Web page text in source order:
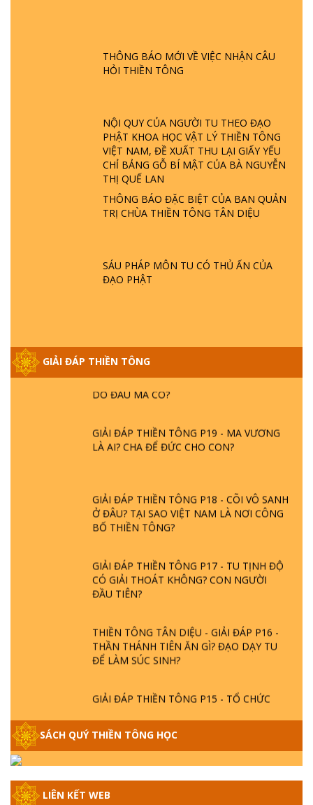
THÔNG BÁO MỚI VỀ VIỆC NHẬN CÂU
HỎI THIỀN TÔNG
NỘI QUY CỦA NGƯỜI TU THEO ĐẠO
PHẬT KHOA HỌC VẬT LÝ THIỀN TÔNG
VIỆT NAM, ĐỀ XUẤT THU LẠI GIẤY YẾU
CHỈ BẢNG GỖ BÍ MẬT CỦA BÀ NGUYỄN
THỊ QUẾ LAN
THÔNG BÁO ĐẶC BIỆT CỦA BAN QUẢN
TRỊ CHÙA THIỀN TÔNG TÂN DIỆU
SÁU PHÁP MÔN TU CÓ THỦ ẤN CỦA
ĐẠO PHẬT
GIẢI ĐÁP THIỀN TÔNG
PHẬT GIỚI CÓ THỜI GIAN KHÔNG? |
TTTD
LÀ AI? QUỶ SA TĂNG? | TTTD
GIẢI ĐÁP THIỀN TÔNG ĐẶC BIỆT P22 - TẠI
SAO TRÁI ĐẤT NHIỀU THIÊN TAI - LŨ LỤT
- HỎA HOẠN | TTTD
GIẢI ĐÁP THIỀN TÔNG ĐẶC BIỆT PHẦN 20
GIẢI ĐÁP THIỀN TÔNG P19 - MA VƯƠNG
LÀ AI? CHA ĐỂ ĐỨC CHO CON?
GIẢI ĐÁP THIỀN TÔNG P18 - CÕI VÔ SANH
Ở ĐÂU? TẠI SAO VIỆT NAM LÀ NƠI CÔNG
BỐ THIỀN TÔNG?
GIẢI ĐÁP THIỀN TÔNG P17 - TU TỊNH ĐỘ
CÓ GIẢI THOÁT KHÔNG? CON NGƯỜI
ĐẦU TIÊN?
THIỀN TÔNG TÂN DIỆU - GIẢI ĐÁP P16 -
THẦN THÁNH TIÊN ĂN GÌ? ĐẠO DẠY TU
ĐỂ LÀM SÚC SINH?
GIẢI ĐÁP THIỀN TÔNG P15 - TỔ CHỨC
LOÀI CÔ HỒN - GIÁO LÝ ĐẠO PHẬT KHI
NÀO XUẤT BẢN
SÁCH QUÝ THIỀN TÔNG HỌC
LIÊN KẾT WEB